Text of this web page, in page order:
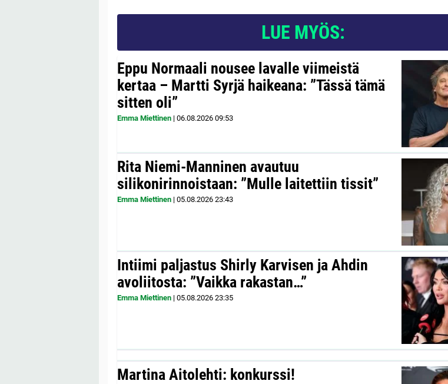
LUE MYÖS:
Eppu Normaali nousee lavalle viimeistä
kertaa – Martti Syrjä haikeana: ”Tässä tämä
sitten oli”
Emma Miettinen | 06.08.2026 09:53
Rita Niemi-Manninen avautuu
silikonirinnoistaan: ”Mulle laitettiin tissit”
Emma Miettinen | 05.08.2026 23:43
Intiimi paljastus Shirly Karvisen ja Ahdin
avoliitosta: ”Vaikka rakastan…”
Emma Miettinen | 05.08.2026 23:35
Martina Aitolehti: konkurssi!